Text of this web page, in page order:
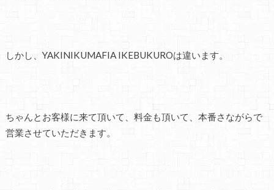
しかし、YAKINIKUMAFIA IKEBUKUROは違います。
ちゃんとお客様に来て頂いて、料金も頂いて、本番さながらで
営業させていただきます。